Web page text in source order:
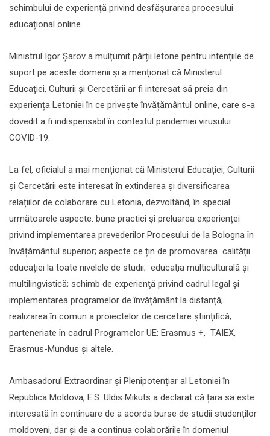
schimbului de experiență privind desfășurarea procesului
educațional online.
Ministrul Igor Șarov a mulțumit părții letone pentru intențiile de
suport pe aceste domenii și a menționat că Ministerul
Educației, Culturii și Cercetării ar fi interesat să preia din
experiența Letoniei în ce privește învățământul online, care s-a
dovedit a fi indispensabil în contextul pandemiei virusului
COVID-19.
La fel, oficialul a mai menționat că Ministerul Educației, Culturii
şi Cercetării este interesat în extinderea și diversificarea
relațiilor de colaborare cu Letonia, dezvoltând, în special
următoarele aspecte: bune practici și preluarea experienței
privind implementarea prevederilor Procesului de la Bologna în
învățământul superior; aspecte ce țin de promovarea calității
educației la toate nivelele de studii; educaţia multiculturală şi
multilingvistică; schimb de experienţă privind cadrul legal și
implementarea programelor de învățământ la distanță;
realizarea în comun a proiectelor de cercetare științifică;
parteneriate în cadrul Programelor UE: Erasmus +, TAIEX,
Erasmus-Mundus și altele.
Ambasadorul Extraordinar și Plenipotențiar al Letoniei în
Republica Moldova, E.S. Uldis Mikuts a declarat că țara sa este
interesată în continuare de a acorda burse de studii studenților
moldoveni, dar și de a continua colaborările în domeniul